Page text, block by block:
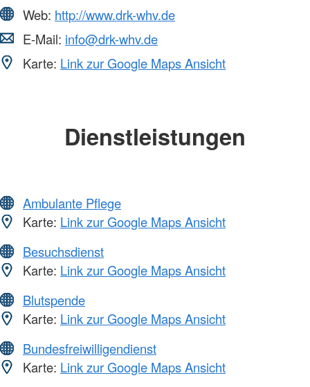
Web: http://www.drk-whv.de
E-Mail: info@drk-whv.de
Karte: Link zur Google Maps Ansicht
Dienstleistungen
Ambulante Pflege
Karte: Link zur Google Maps Ansicht
Besuchsdienst
Karte: Link zur Google Maps Ansicht
Blutspende
Karte: Link zur Google Maps Ansicht
Bundesfreiwilligendienst
Karte: Link zur Google Maps Ansicht